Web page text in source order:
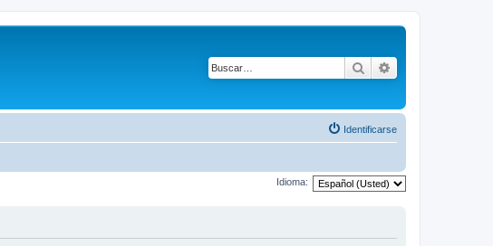
Buscar
Identificarse
Idioma: